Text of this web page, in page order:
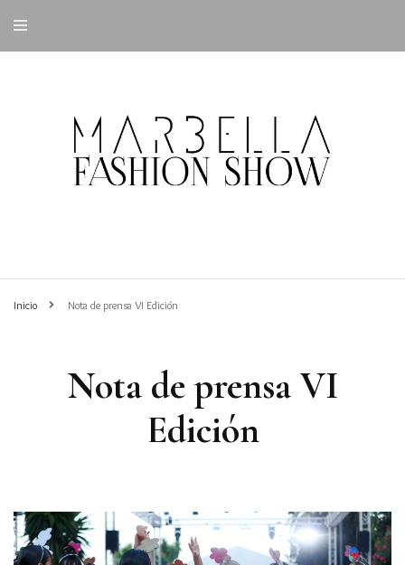
Inicio Nota de prensa VI Edición
Nota de prensa VI
Edición